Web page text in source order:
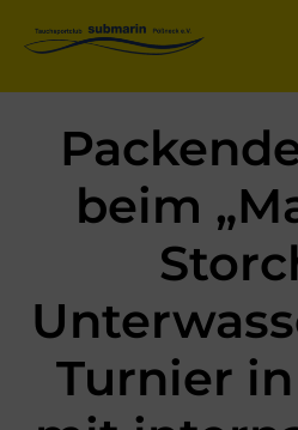
beim
Turnier